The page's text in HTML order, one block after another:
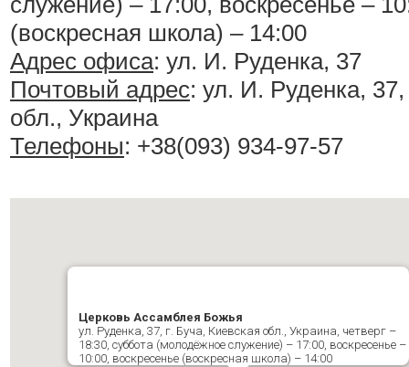
(воскресная школа) – 14:00
Адрес офиса: ул. И. Руденка, 37
Почтовый адрес: ул. И. Руденка,
обл., Украина
Телефоны: +38(093) 934-97-57
Церковь Ассамблея Божья
ул. Руденка, 37, г. Буча, Киевская обл., Украина, четверг –
18:30, суббота (молодёжное служение) – 17:00, воскресенье –
10:00, воскресенье (воскресная школа) – 14:00